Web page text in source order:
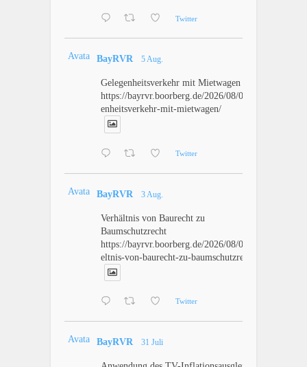
Twitter
Avatar BayRVR 5 Aug.
Gelegenheitsverkehr mit Mietwagen
https://bayrvr.boorberg.de/2026/08/05/geleg
enheitsverkehr-mit-mietwagen/
Twitter
Avatar BayRVR 3 Aug.
Verhältnis von Baurecht zu
Baumschutzrecht
https://bayrvr.boorberg.de/2026/08/03/verha
eltnis-von-baurecht-zu-baumschutzrecht/
Twitter
Avatar BayRVR 31 Juli